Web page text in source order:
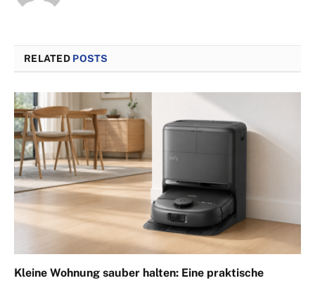
RELATED POSTS
Kleine Wohnung sauber halten: Eine praktische